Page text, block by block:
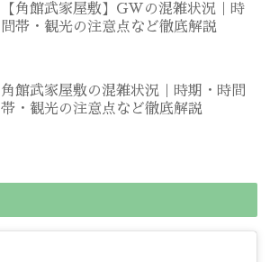
【角館武家屋敷】GWの混雑状況｜時
間帯・観光の注意点など徹底解説
角館武家屋敷の混雑状況｜時期・時間
帯・観光の注意点など徹底解説